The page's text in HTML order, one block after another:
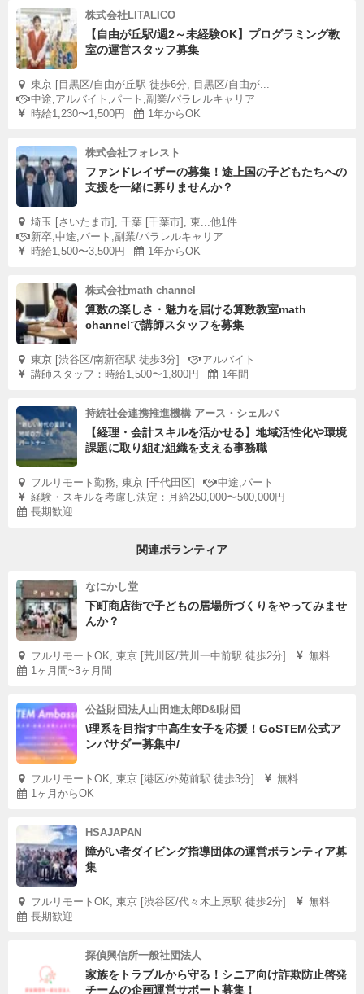
株式会社LITALICO
【自由が丘駅/週2～未経験OK】プログラミング教
室の運営スタッフ募集
東京 [目黒区/自由が丘駅 徒歩6分, 目黒区/自由が...
中途,アルバイト,パート,副業/パラレルキャリア
時給1,230〜1,500円
1年からOK
株式会社フォレスト
ファンドレイザーの募集！途上国の子どもたちへの
支援を一緒に募りませんか？
埼玉 [さいたま市], 千葉 [千葉市], 東...他1件
新卒,中途,パート,副業/パラレルキャリア
時給1,500〜3,500円
1年からOK
株式会社math channel
算数の楽しさ・魅力を届ける算数教室math
channelで講師スタッフを募集
東京 [渋谷区/南新宿駅 徒歩3分]
アルバイト
講師スタッフ：時給1,500〜1,800円
1年間
持続社会連携推進機構 アース・シェルパ
【経理・会計スキルを活かせる】地域活性化や環境
課題に取り組む組織を支える事務職
フルリモート勤務, 東京 [千代田区]
中途,パート
経験・スキルを考慮し決定：月給250,000〜500,000円
長期歓迎
関連ボランティア
なにかし堂
下町商店街で子どもの居場所づくりをやってみませ
んか？
フルリモートOK, 東京 [荒川区/荒川一中前駅 徒歩2分]
無料
1ヶ月間~3ヶ月間
公益財団法人山田進太郎D&I財団
\理系を目指す中高生女子を応援！GoSTEM公式ア
ンバサダー募集中/
フルリモートOK, 東京 [港区/外苑前駅 徒歩3分]
無料
1ヶ月からOK
HSAJAPAN
障がい者ダイビング指導団体の運営ボランティア募
集
フルリモートOK, 東京 [渋谷区/代々木上原駅 徒歩2分]
無料
長期歓迎
探偵興信所一般社団法人
家族をトラブルから守る！シニア向け詐欺防止啓発
チームの企画運営サポート募集！